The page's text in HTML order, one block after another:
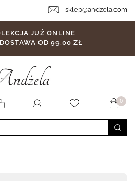
sklep@andzela.com
JUŻ ONLINE
OD 99,00 ZŁ
0